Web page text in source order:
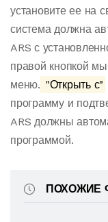
установите ее на
система должна
ARS с
правой кнопкой
меню. "Открыть с"
программу и
ARS должны
программой.
ПОХОЖИЕ